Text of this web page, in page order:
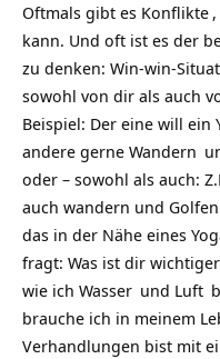
Oftmals gibt es Konflikte
kann. Und oft ist es der
zu denken: Win-win-
sowohl von dir als auch
Beispiel: Der eine will ein
andere gerne Wandern
oder – sowohl als auch:
auch wandern und
das in der Nähe eines
fragt: Was ist dir
wie ich Wasser und Luft
brauche ich in meinem
Verhandlungen bist mit